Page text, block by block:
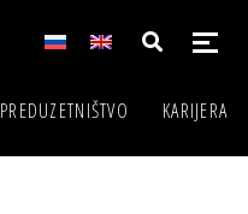
PREDUZETNIŠTVO KARIJERA